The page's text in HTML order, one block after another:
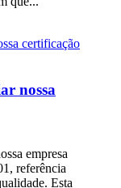
nossa
empresa
referência
Esta